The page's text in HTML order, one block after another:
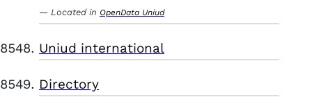
Located in OpenData Uniud
Uniud international
Directory